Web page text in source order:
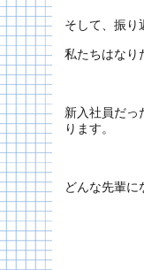
そして、振り
私たちはなり
新入社員だっ
ります。
どんな先輩に